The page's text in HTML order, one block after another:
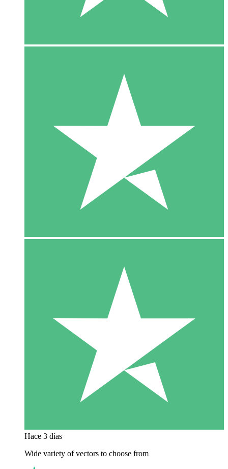
Hace 3 días
Wide variety of vectors to choose from